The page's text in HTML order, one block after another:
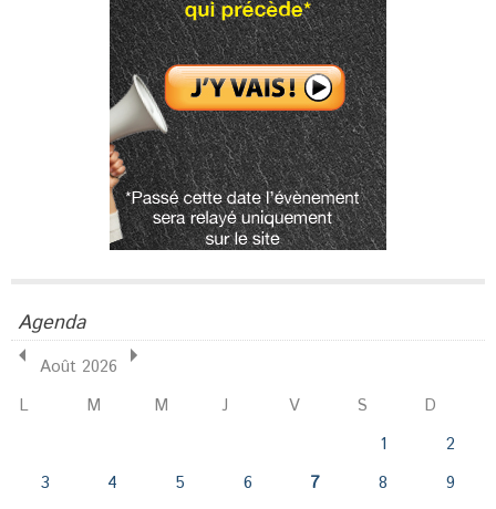
Agenda
Août 2026
L
M M J V S
D
1
2
3
4 5 6 7 8
9